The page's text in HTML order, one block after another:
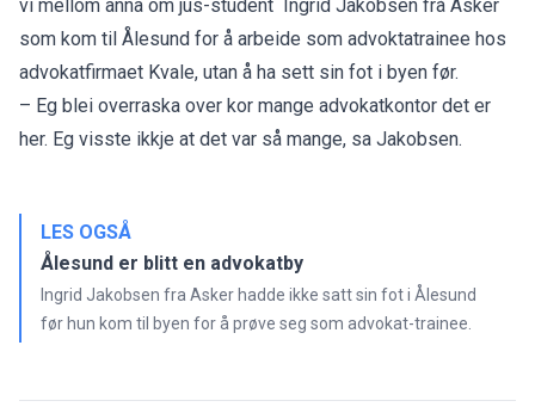
vi mellom anna om jus-student Ingrid Jakobsen frå Asker
som kom til Ålesund for å arbeide som advoktatrainee hos
advokatfirmaet Kvale, utan å ha sett sin fot i byen før.
– Eg blei overraska over kor mange advokatkontor det er
her. Eg visste ikkje at det var så mange, sa Jakobsen.
LES OGSÅ
Ålesund er blitt en advokatby
Ingrid Jakobsen fra Asker hadde ikke satt sin fot i Ålesund
før hun kom til byen for å prøve seg som advokat-trainee.